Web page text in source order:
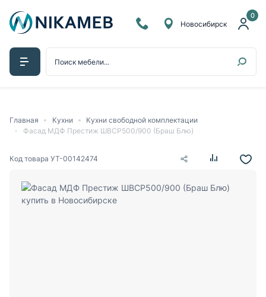
0
Новосибирск
Главная Кухни
Кухни свободной комплектации
Фасад МДФ Престиж ШВСР500/900 (Браш Блю)
Код товара УТ-00142474